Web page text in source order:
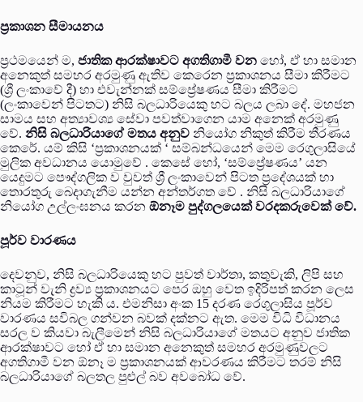
ප්‍රකාශන සීමායනය
ප්‍රථමයෙන් ම, ජාතික ආරක්ෂාවට අගතිගාමී වන හෝ, ඒ හා සමාන
අනෙකුත් සමහර අරමුණු ඇතිව කෙරෙන ප්‍රකාශනය සීමා කිරීමට
(ශ්‍රී ලංකාවේ දී) හා එවැන්නක් සම්ප්‍රේෂණය සීමා කිරීමට
(ලංකාවෙන් පිටතට) නිසි බලධාරියෙකු හට බලය ලබා දේ. මහජන
සාමය සහ අත්‍යාවශ්‍ය සේවා පවත්වාගෙන යාම අනෙක් අරමුණු
වේ. නිසි බලධාරියාගේ මතය අනුව නියෝග නිකුත් කිරීම තීරණය
කෙරේ. යම් කිසි ‘ප්‍රකාශනයක් ‘ සම්බන්ධයෙන් මෙම රෙගුලාසියේ
මුලික අවධානය යොමුවේ . කෙසේ හෝ, ‘සම්ප්‍රේෂණය’ යන
යෙදුමට පෞද්ගලික ව වුවත් ශ්‍රී ලංකාවෙන් පිටත ප්‍රදේශයක් හා
තොරතුරු බෙදාගැනීම යන්න අන්තර්ගත වේ . නිසි බලධාරියාගේ
නියෝග උල්ලංඝනය කරන ඕනෑම පුද්ගලයෙක් වරදකරුවෙක් වේ.
පූර්ව වාරණය
දෙවනුව, නිසි බලධාරියෙකු හට පුවත් වාර්තා, කතුවැකි, ලිපි සහ
කාටූන් වැනි ද්‍රව්‍ය ප්‍රකාශනයට පෙර ඔහු වෙත ඉදිරිපත් කරන ලෙස
නියම කිරීමට හැකි ය. එමනිසා අංක 15 දරණ රෙගුලාසිය පූර්ව
වාරණය සවිබල ගන්වන බවක් දක්නට ඇත. මෙම විධි විධානය
සරල ව කියවා බැලීමෙන් නිසි බලධාරියාගේ මතයට අනුව ජාතික
ආරක්ෂාවට හෝ ඒ හා සමාන අනෙකුත් සමහර අරමුණුවලට
අගතිගාමී වන ඕනෑ ම ප්‍රකාශනයක් ආවරණය කිරීමට තරම් නිසි
බලධාරියාගේ බලතල පුළුල් බව අවබෝධ වේ.